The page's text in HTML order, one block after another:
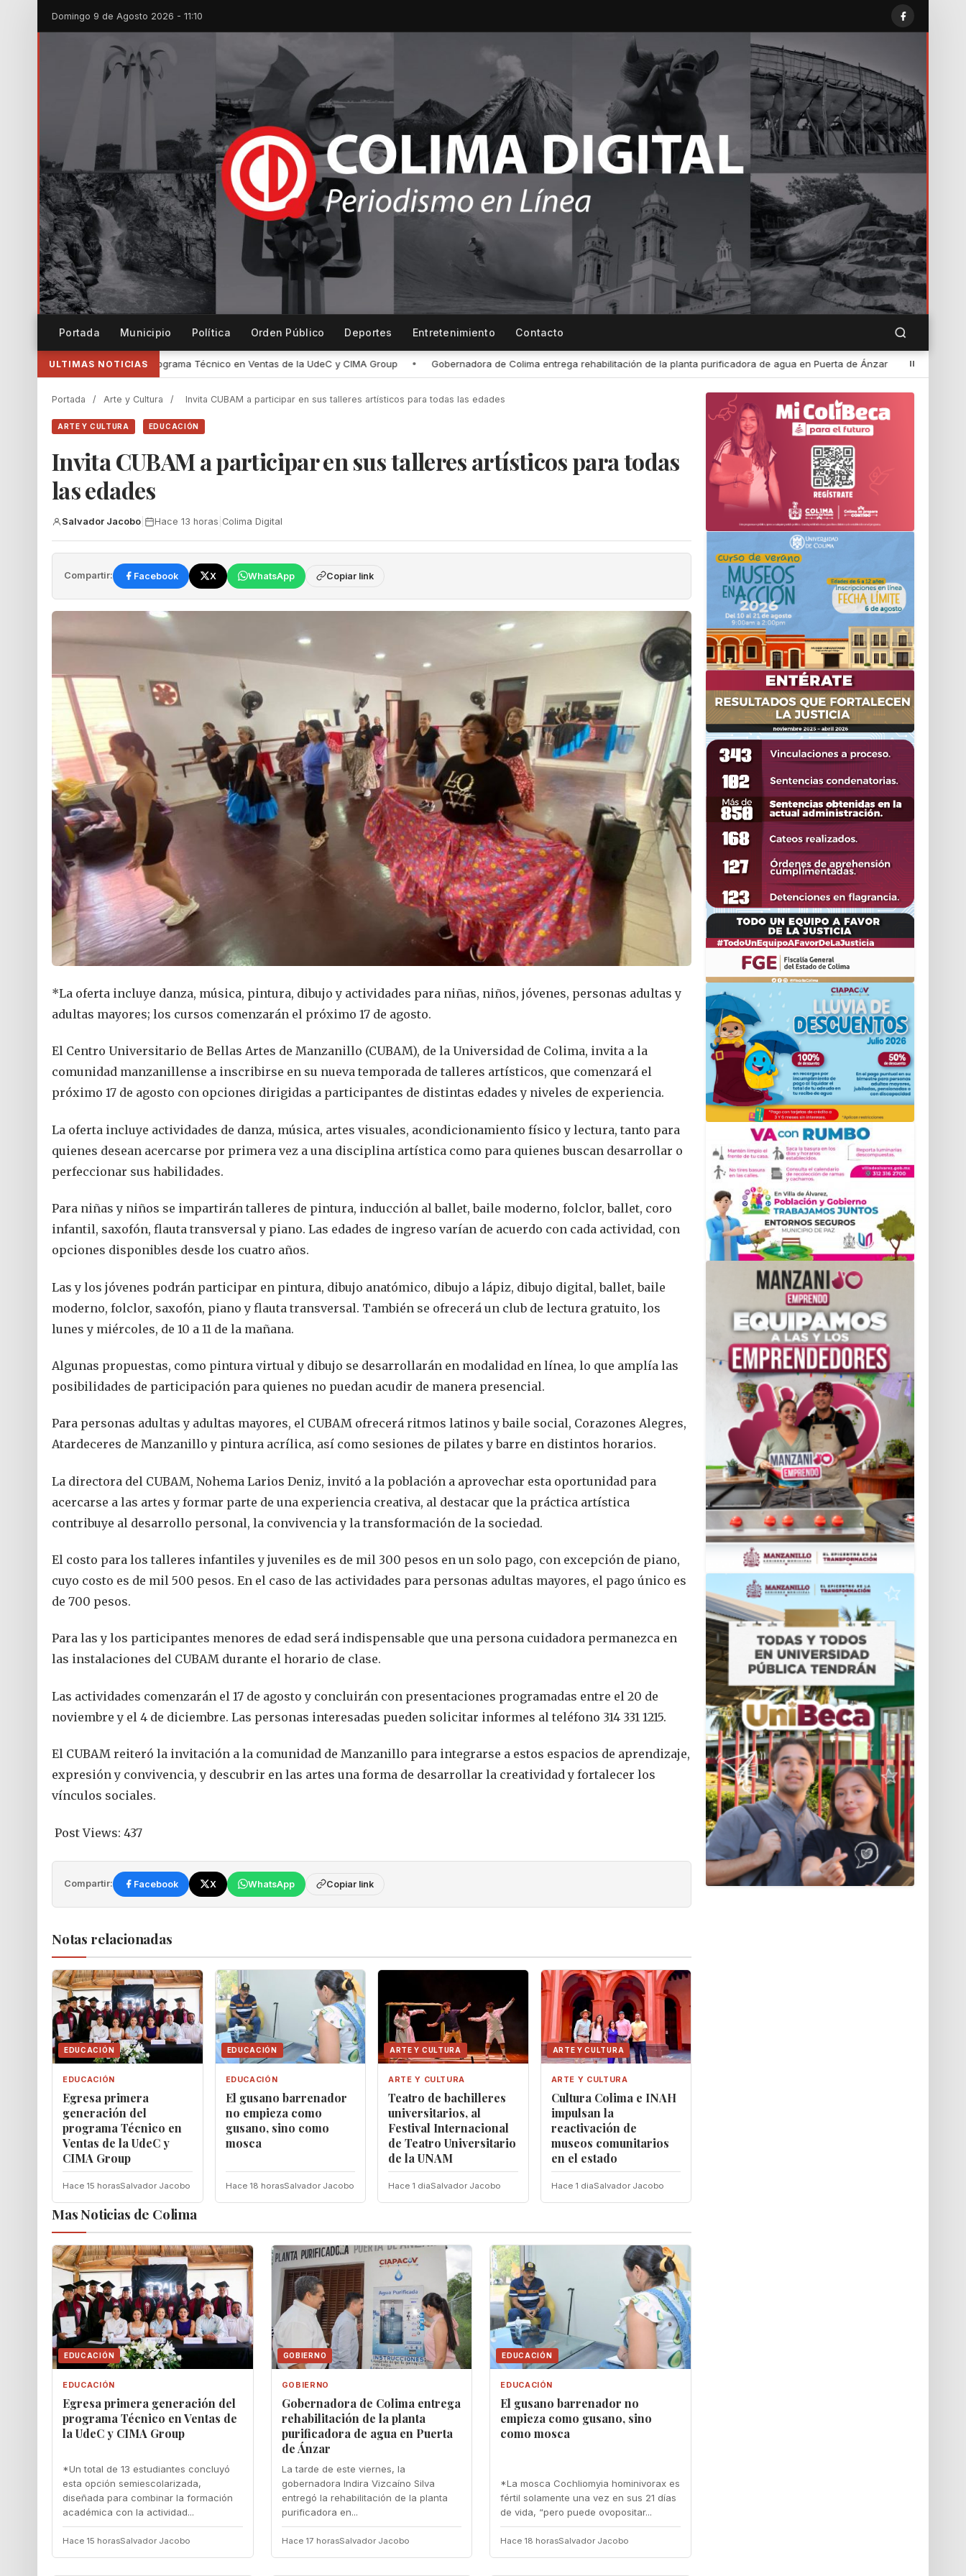
Domingo 9 de Agosto 2026 - 11:10
Portada Municipio Política Orden Público Deportes Entretenimiento Contacto
ULTIMAS NOTICIAS
Técnico en Ventas de la UdeC y CIMA Group • Gobernadora de Colima entrega rehabilitación de la planta purificadora de agua en Puerta de Ánzar • El gusano barrenador no empieza como
Portada / Arte y Cultura / Invita CUBAM a participar en sus talleres artísticos para todas las edades
ARTE Y CULTURA EDUCACIÓN
Invita CUBAM a participar en sus talleres artísticos para todas
las edades
Salvador Jacobo Hace 13 horas Colima Digital
Compartir: Facebook X WhatsApp Copiar link
*La oferta incluye danza, música, pintura, dibujo y actividades para niñas, niños, jóvenes, personas adultas y
adultas mayores; los cursos comenzarán el próximo 17 de agosto.
El Centro Universitario de Bellas Artes de Manzanillo (CUBAM), de la Universidad de Colima, invita a la
comunidad manzanillense a inscribirse en su nueva temporada de talleres artísticos, que comenzará el
próximo 17 de agosto con opciones dirigidas a participantes de distintas edades y niveles de experiencia.
La oferta incluye actividades de danza, música, artes visuales, acondicionamiento físico y lectura, tanto para
quienes desean acercarse por primera vez a una disciplina artística como para quienes buscan desarrollar o
perfeccionar sus habilidades.
Para niñas y niños se impartirán talleres de pintura, inducción al ballet, baile moderno, folclor, ballet, coro
infantil, saxofón, flauta transversal y piano. Las edades de ingreso varían de acuerdo con cada actividad, con
opciones disponibles desde los cuatro años.
Las y los jóvenes podrán participar en pintura, dibujo anatómico, dibujo a lápiz, dibujo digital, ballet, baile
moderno, folclor, saxofón, piano y flauta transversal. También se ofrecerá un club de lectura gratuito, los
lunes y miércoles, de 10 a 11 de la mañana.
Algunas propuestas, como pintura virtual y dibujo se desarrollarán en modalidad en línea, lo que amplía las
posibilidades de participación para quienes no puedan acudir de manera presencial.
Para personas adultas y adultas mayores, el CUBAM ofrecerá ritmos latinos y baile social, Corazones Alegres,
Atardeceres de Manzanillo y pintura acrílica, así como sesiones de pilates y barre en distintos horarios.
La directora del CUBAM, Nohema Larios Deniz, invitó a la población a aprovechar esta oportunidad para
acercarse a las artes y formar parte de una experiencia creativa, al destacar que la práctica artística
contribuye al desarrollo personal, la convivencia y la transformación de la sociedad.
El costo para los talleres infantiles y juveniles es de mil 300 pesos en un solo pago, con excepción de piano,
cuyo costo es de mil 500 pesos. En el caso de las actividades para personas adultas mayores, el pago único es
de 700 pesos.
Para las y los participantes menores de edad será indispensable que una persona cuidadora permanezca en
las instalaciones del CUBAM durante el horario de clase.
Las actividades comenzarán el 17 de agosto y concluirán con presentaciones programadas entre el 20 de
noviembre y el 4 de diciembre. Las personas interesadas pueden solicitar informes al teléfono 314 331 1215.
El CUBAM reiteró la invitación a la comunidad de Manzanillo para integrarse a estos espacios de aprendizaje,
expresión y convivencia, y descubrir en las artes una forma de desarrollar la creatividad y fortalecer los
vínculos sociales.
Post Views: 437
Compartir: Facebook X WhatsApp Copiar link
Notas relacionadas
EDUCACIÓN
EDUCACIÓN
Egresa primera
generación del
programa Técnico en
Ventas de la UdeC y
CIMA Group
Hace 15 horasSalvador Jacobo
EDUCACIÓN
EDUCACIÓN
El gusano barrenador
no empieza como
gusano, sino como
mosca
Hace 18 horasSalvador Jacobo
ARTE Y CULTURA
ARTE Y CULTURA
Teatro de bachilleres
universitarios, al
Festival Internacional
de Teatro Universitario
de la UNAM
Hace 1 diaSalvador Jacobo
ARTE Y CULTURA
ARTE Y CULTURA
Cultura Colima e INAH
impulsan la
reactivación de
museos comunitarios
en el estado
Hace 1 diaSalvador Jacobo
Mas Noticias de Colima
EDUCACIÓN
EDUCACIÓN
Egresa primera generación del
programa Técnico en Ventas de
la UdeC y CIMA Group
*Un total de 13 estudiantes concluyó
esta opción semiescolarizada,
diseñada para combinar la formación
académica con la actividad...
Hace 15 horasSalvador Jacobo
GOBIERNO
GOBIERNO
Gobernadora de Colima entrega
rehabilitación de la planta
purificadora de agua en Puerta
de Ánzar
La tarde de este viernes, la
gobernadora Indira Vizcaíno Silva
entregó la rehabilitación de la planta
purificadora en...
Hace 17 horasSalvador Jacobo
EDUCACIÓN
EDUCACIÓN
El gusano barrenador no
empieza como gusano, sino
como mosca
*La mosca Cochliomyia hominivorax es
fértil solamente una vez en sus 21 días
de vida, “pero puede ovopositar...
Hace 18 horasSalvador Jacobo